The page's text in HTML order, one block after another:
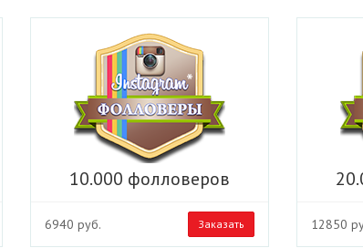
10.000 фолловеров
6940 руб. Заказать 12850